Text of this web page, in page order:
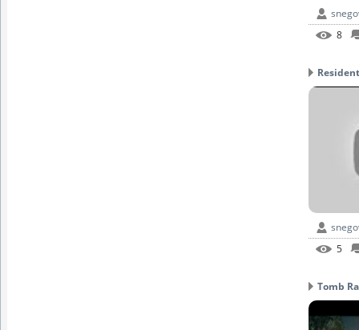
8
5
Tomb